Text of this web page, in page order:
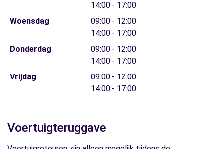
14:00 - 17:00
Woensdag
09:00 - 12:00
14:00 - 17:00
Donderdag
09:00 - 12:00
14:00 - 17:00
Vrijdag
09:00 - 12:00
14:00 - 17:00
Voertuigteruggave